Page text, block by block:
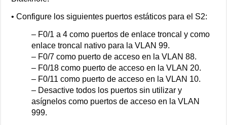
• Configure los siguientes puertos estáticos para el S2:
– F0/1 a 4 como puertos de enlace troncal y como
enlace troncal nativo para la VLAN 99.
– F0/7 como puerto de acceso en la VLAN 88.
– F0/18 como puerto de acceso en la VLAN 20.
– F0/11 como puerto de acceso en la VLAN 10.
– Desactive todos los puertos sin utilizar y
asígnelos como puertos de acceso en la VLAN
999.